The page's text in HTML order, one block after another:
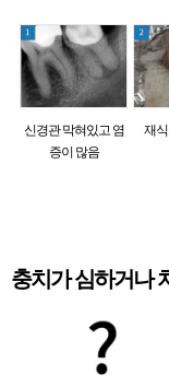
신경관 막혀있고 염
증이 많음
재
충치가 심하거나